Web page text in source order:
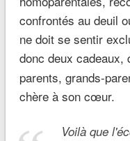
confrontés au deuil
ne doit se sentir
donc deux cadeaux,
parents, grands-
chère à son cœur.
Voilà que